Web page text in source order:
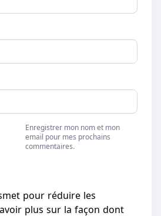
Enregistrer mon nom et mon
email pour mes prochains
commentaires.
pour réduire les
plus sur la façon dont